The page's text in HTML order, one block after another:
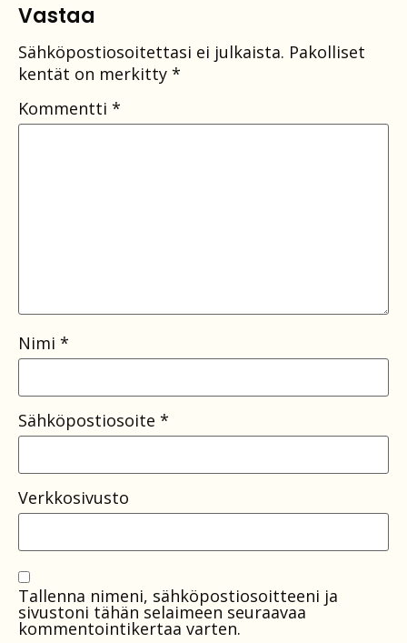
Vastaa
Sähköpostiosoitettasi ei julkaista. Pakolliset
kentät on merkitty *
Kommentti *
Nimi *
Sähköpostiosoite *
Verkkosivusto
Tallenna nimeni, sähköpostiosoitteeni ja
sivustoni tähän selaimeen seuraavaa
kommentointikertaa varten.